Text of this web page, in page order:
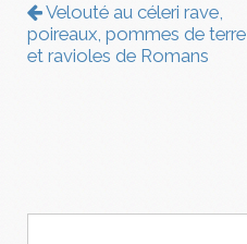
Velouté au céleri rave,
poireaux, pommes de terre
et ravioles de Romans